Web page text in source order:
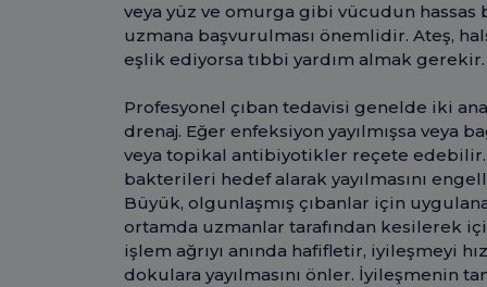
veya yüz ve omurga gibi vücudun
uzmana başvurulması önemlidir. Ateş,
eşlik ediyorsa tıbbi yardım almak gerekir.
Profesyonel çıban tedavisi genelde iki
drenaj. Eğer enfeksiyon yayılmışsa veya
veya topikal antibiyotikler reçete
bakterileri hedef alarak yayılmasını
Büyük, olgunlaşmış çıbanlar için
ortamda uzmanlar tarafından kesilerek
işlem ağrıyı anında hafifletir, iyileşmeyi
dokulara yayılmasını önler. İyileşmenin